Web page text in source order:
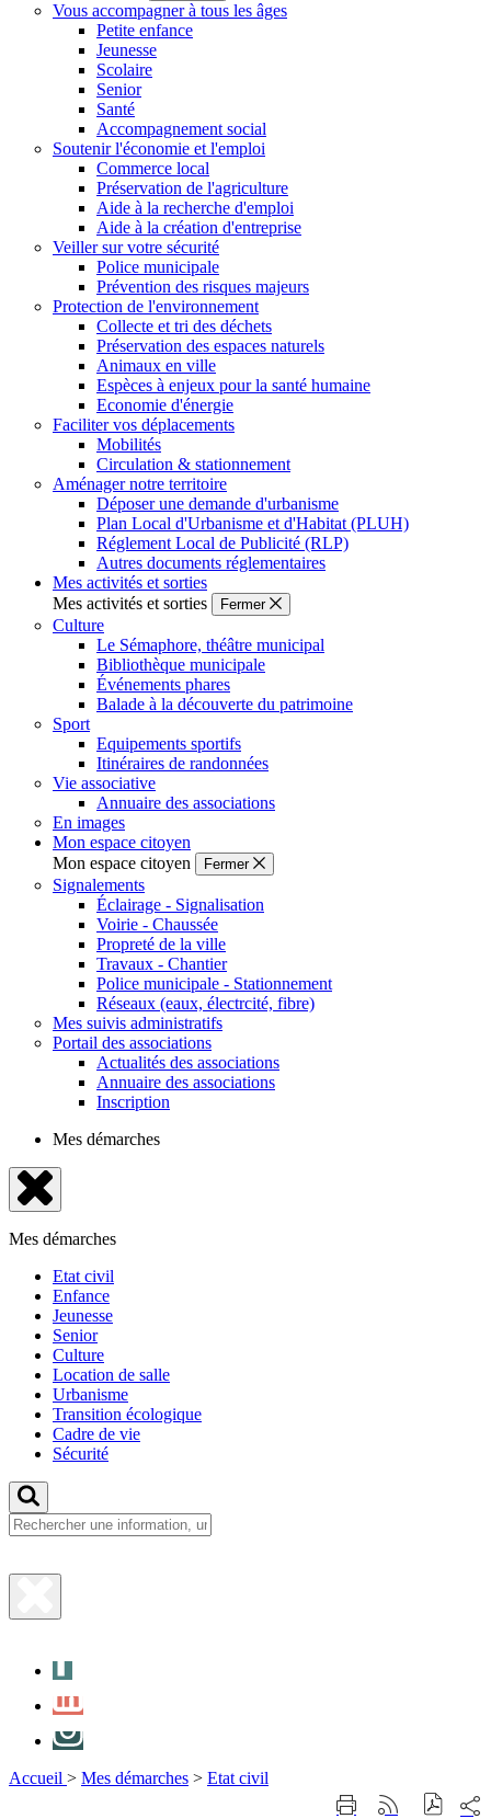
Vous accompagner à tous les âges
Petite enfance
Jeunesse
Scolaire
Senior
Santé
Accompagnement social
Soutenir l'économie et l'emploi
Commerce local
Préservation de l'agriculture
Aide à la recherche d'emploi
Aide à la création d'entreprise
Veiller sur votre sécurité
Police municipale
Prévention des risques majeurs
Protection de l'environnement
Collecte et tri des déchets
Préservation des espaces naturels
Animaux en ville
Espèces à enjeux pour la santé humaine
Economie d'énergie
Faciliter vos déplacements
Mobilités
Circulation & stationnement
Aménager notre territoire
Déposer une demande d'urbanisme
Plan Local d'Urbanisme et d'Habitat (PLUH)
Réglement Local de Publicité (RLP)
Autres documents réglementaires
Mes activités et sorties
Mes activités et sorties
Fermer
Culture
Le Sémaphore, théâtre municipal
Bibliothèque municipale
Événements phares
Balade à la découverte du patrimoine
Sport
Equipements sportifs
Itinéraires de randonnées
Vie associative
Annuaire des associations
En images
Mon espace citoyen
Mon espace citoyen
Fermer
Signalements
Éclairage - Signalisation
Voirie - Chaussée
Propreté de la ville
Travaux - Chantier
Police municipale - Stationnement
Réseaux (eaux, électrcité, fibre)
Mes suivis administratifs
Portail des associations
Actualités des associations
Annuaire des associations
Inscription
Mes démarches
Fermer
le
menu
Mes démarches
Etat civil
Enfance
Jeunesse
Senior
Culture
Location de salle
Urbanisme
Transition écologique
Cadre de vie
Sécurité
Fermer
Accueil > Mes démarches > Etat civil
ImprimerGénérer